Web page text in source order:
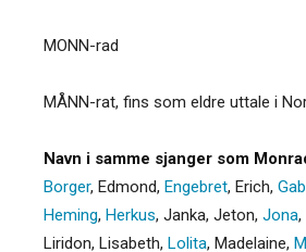
MONN-rad
MÅNN-rat, fins som eldre uttale i
Navn i samme sjanger som
Borger, Edmond, Engebret, Erich,
Heming, Herkus, Janka, Jeton, Jona,
Liridon, Lisabeth, Lolita, Madelaine,